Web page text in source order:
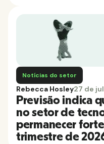
Notícias do setor
Rebecca Hosley27 de
Previsão indica
no setor de
permanecer
trimestre de